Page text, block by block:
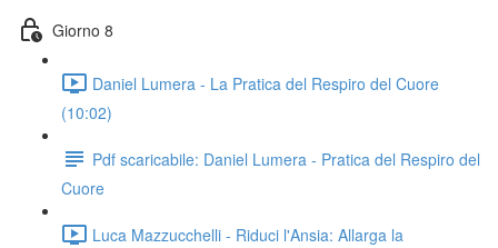
Giorno 8
Daniel Lumera - La Pratica del Respiro del Cuore
(10:02)
Pdf scaricabile: Daniel Lumera - Pratica del Respiro del
Cuore
Luca Mazzucchelli - Riduci l'Ansia: Allarga la